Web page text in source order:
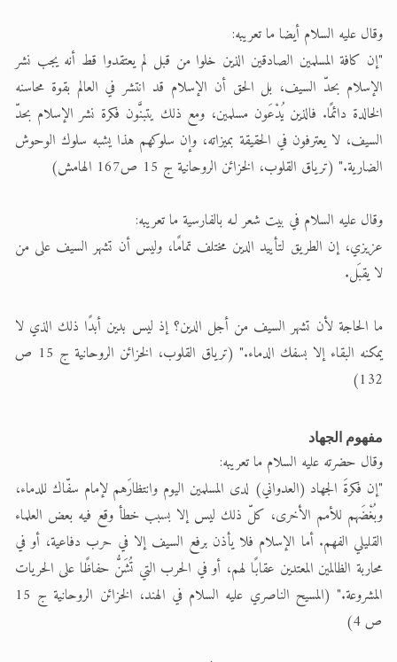
وقال عليه السلام أيضا ما تعريبه:
"إن كافة المسلمين الصادقين الذين خلوا من قبل لم يعتقدوا قط أنه يجب نشر
الإسلام بحدّ السيف، بل الحق أن الإسلام قد انتشر في العالم بقوة محاسنه
الخالدة دائمًا. فالذين يُدْعَون مسلمين، ومع ذلك يتبنَّون فكرة نشر الإسلام بحدّ
السيف، لا يعترفون في الحقيقة بميزاته، وإن سلوكهم هذا يشبه سلوك الوحوش
الضارية." (ترياق القلوب، الخزائن الروحانية ج 15 ص167 الهامش)
وقال عليه السلام في بيت شعر لـه بالفارسية ما تعريبه:
عزيزي، إن الطريق لتأييد الدين مختلف تمامًا، وليس أن تشهر السيف على من
لا يقبَل.
ما الحاجة لأن تشهر السيف من أجل الدين؟ إذ ليس بدين أبدًا ذلك الذي لا
يمكنه البقاء إلا بسفك الدماء." (ترياق القلوب، الخزائن الروحانية ج 15 ص
132)
مفهوم الجهاد
وقال حضرته عليه السلام ما تعريبه:
"إن فكرةَ الجهاد (العدواني) لدى المسلمين اليوم وانتظارَهم لإمام سفّاك للدماء،
وبُغْضَهم للأمم الأخرى، كلّ ذلك ليس إلا بسبب خطأ وقع فيه بعض العلماء
القليلي الفهم. أما الإسلام فلا يأذن برفع السيف إلا في حرب دفاعية، أو في
محاربة الظالمين المعتدين عقابًا لهم، أو في الحرب التي تُشَنُّ حفاظًا على الحريات
المشروعة." (المسيح الناصري عليه السلام في الهند، الخزائن الروحانية ج 15
ص 4)